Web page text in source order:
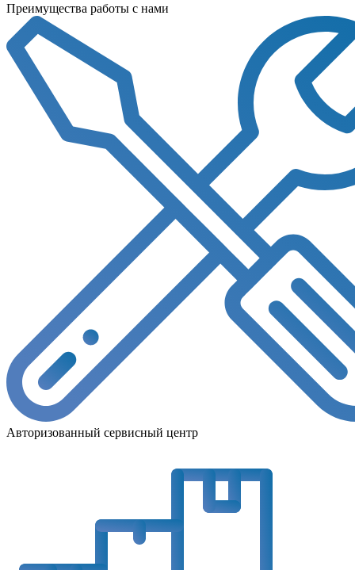
Преимущества работы с нами
Авторизованный сервисный центр